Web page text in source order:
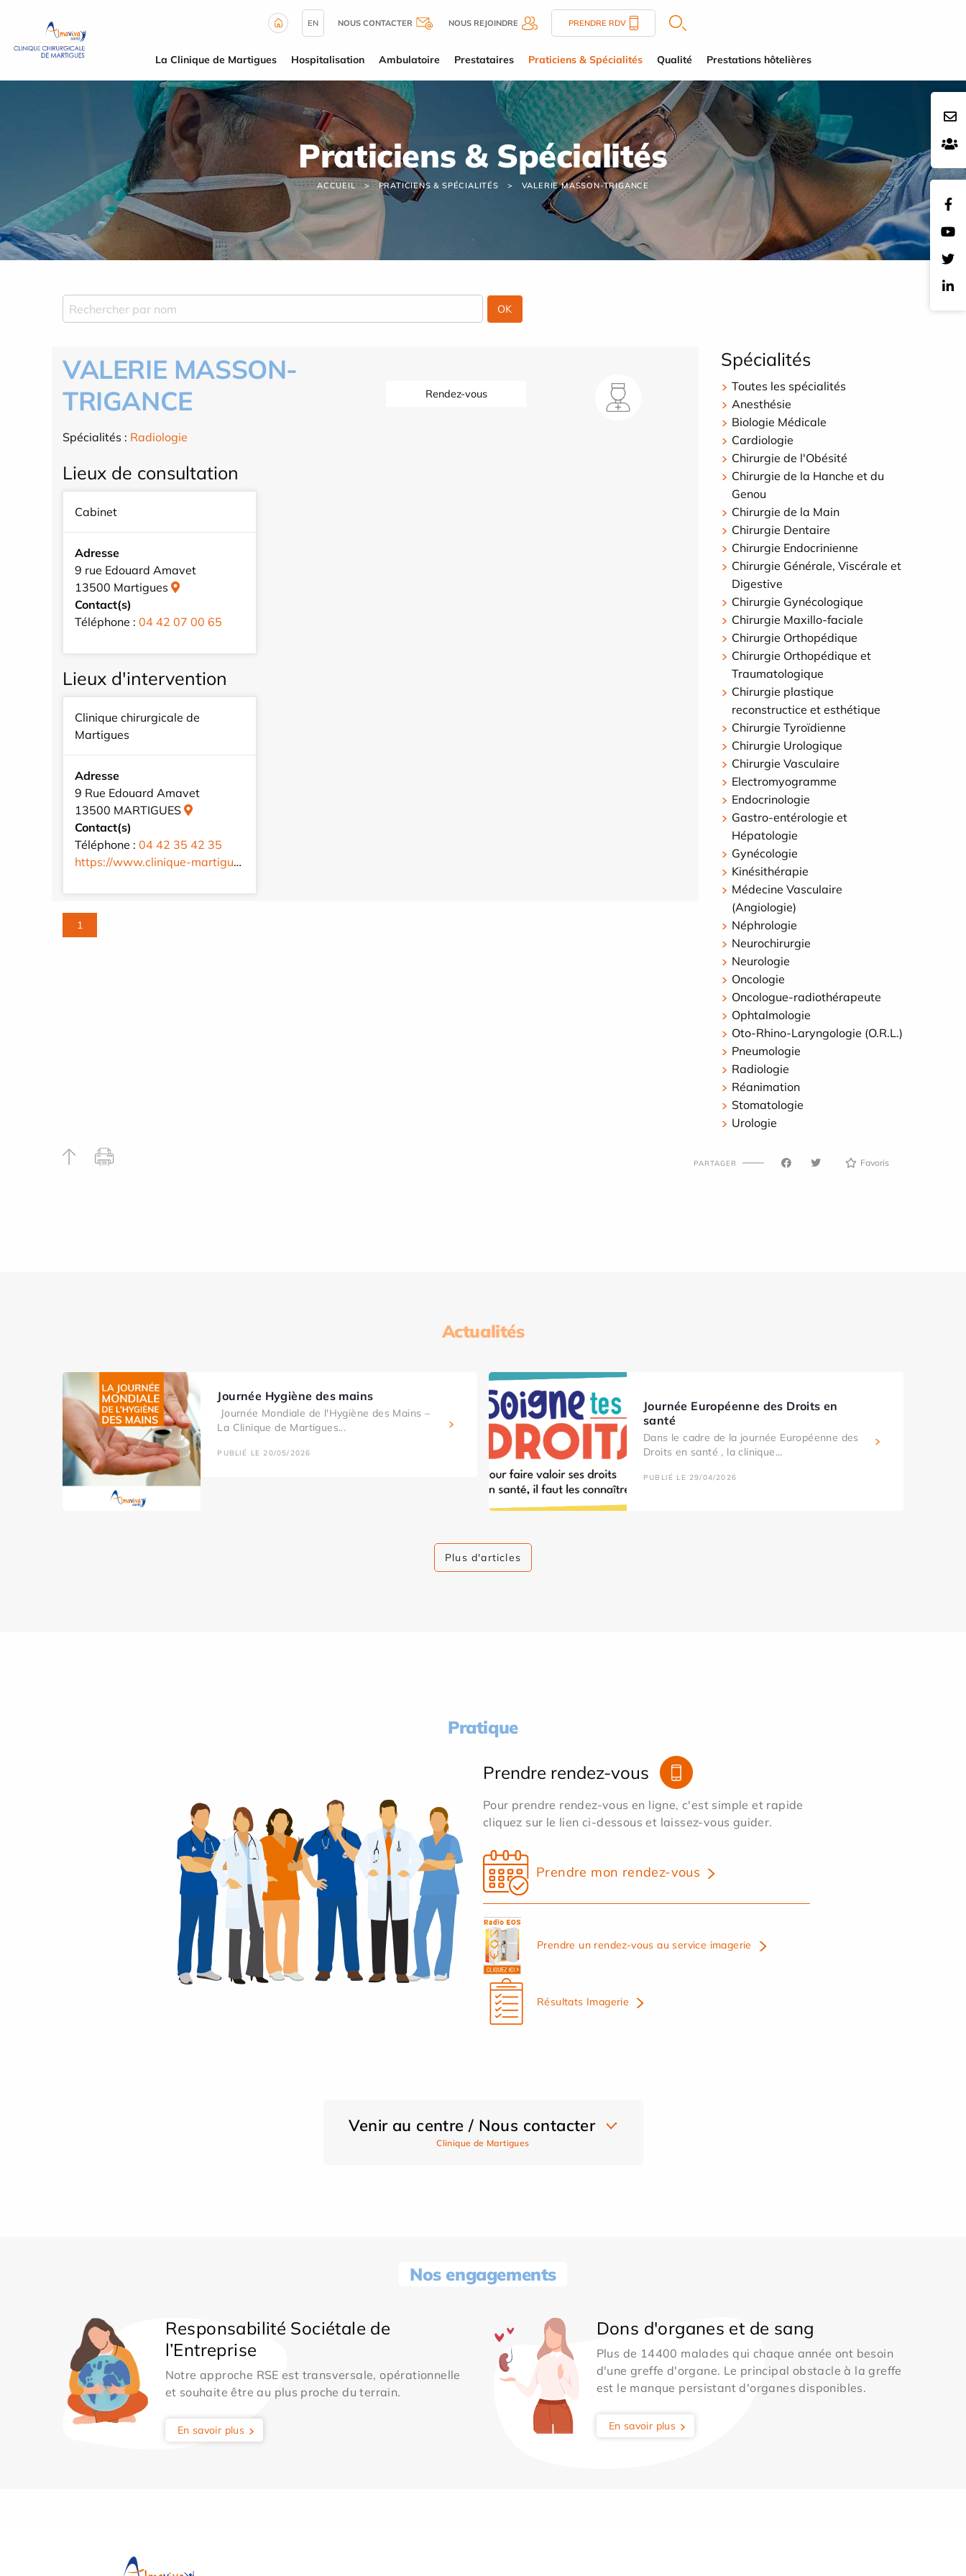
EN NOUS CONTACTER NOUS REJOINDRE PRENDRE RDV
La Clinique de Martigues Hospitalisation Ambulatoire Prestataires Praticiens & Spécialités Qualité Prestations hôtelières
Praticiens & Spécialités
ACCUEIL PRATICIENS & SPÉCIALITÉS VALERIE MASSON-TRIGANCE
VALERIE MASSON-
TRIGANCE
Spécialités : Radiologie
Rendez-vous
Lieux de consultation
Cabinet
Adresse
9 rue Edouard Amavet
13500 Martigues
Contact(s)
Téléphone : 04 42 07 00 65
Lieux d'intervention
Clinique chirurgicale de
Martigues
Adresse
9 Rue Edouard Amavet
13500 MARTIGUES
Contact(s)
Téléphone : 04 42 35 42 35
https://www.clinique-martigues.com/fr/
1
Spécialités
Toutes les spécialités
Anesthésie
Biologie Médicale
Cardiologie
Chirurgie de l'Obésité
Chirurgie de la Hanche et du
Genou
Chirurgie de la Main
Chirurgie Dentaire
Chirurgie Endocrinienne
Chirurgie Générale, Viscérale et
Digestive
Chirurgie Gynécologique
Chirurgie Maxillo-faciale
Chirurgie Orthopédique
Chirurgie Orthopédique et
Traumatologique
Chirurgie plastique
reconstructice et esthétique
Chirurgie Tyroïdienne
Chirurgie Urologique
Chirurgie Vasculaire
Electromyogramme
Endocrinologie
Gastro-entérologie et
Hépatologie
Gynécologie
Kinésithérapie
Médecine Vasculaire
(Angiologie)
Néphrologie
Neurochirurgie
Neurologie
Oncologie
Oncologue-radiothérapeute
Ophtalmologie
Oto-Rhino-Laryngologie (O.R.L.)
Pneumologie
Radiologie
Réanimation
Stomatologie
Urologie
PARTAGER Favoris
Actualités
Journée Hygiène des mains
Journée Mondiale de l'Hygiène des Mains –
La Clinique de Martigues...
PUBLIÉ LE 20/05/2026
Journée Européenne des Droits en
santé
Dans le cadre de la journée Européenne des
Droits en santé , la clinique...
PUBLIÉ LE 29/04/2026
Plus d'articles
Pratique
Prendre rendez-vous
Pour prendre rendez-vous en ligne, c'est simple et rapide
cliquez sur le lien ci-dessous et laissez-vous guider.
Prendre mon rendez-vous
Prendre un rendez-vous au service imagerie
Résultats Imagerie
Venir au centre / Nous contacter
Clinique de Martigues
Nos engagements
Responsabilité Sociétale de
l’Entreprise
Notre approche RSE est transversale, opérationnelle
et souhaite être au plus proche du terrain.
En savoir plus
Dons d'organes et de sang
Plus de 14400 malades qui chaque année ont besoin
d'une greffe d'organe. Le principal obstacle à la greffe
est le manque persistant d'organes disponibles.
En savoir plus